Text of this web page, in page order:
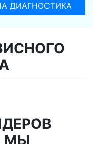
ДИАГНОСТИКА
МЫ